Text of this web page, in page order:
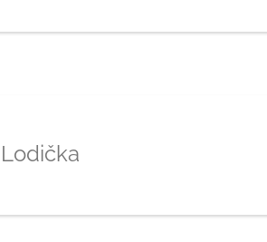
Lodička